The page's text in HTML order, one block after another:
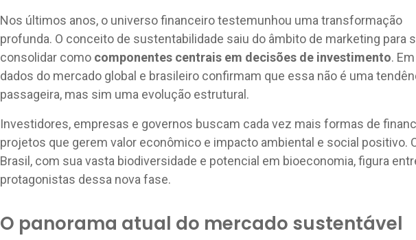
Nos últimos anos, o universo financeiro testemunhou uma transformação
profunda. O conceito de sustentabilidade saiu do âmbito de marketing para
consolidar como componentes centrais em decisões de investimento.
dados do mercado global e brasileiro confirmam que essa não é uma
passageira, mas sim uma evolução estrutural.
Investidores, empresas e governos buscam cada vez mais formas de
projetos que gerem valor econômico e impacto ambiental e social positivo.
Brasil, com sua vasta biodiversidade e potencial em bioeconomia, figura
protagonistas dessa nova fase.
O panorama atual do mercado sustentável